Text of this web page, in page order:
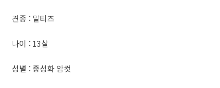
견종 : 말티즈
나이 : 13살
성별 : 중성화 암컷